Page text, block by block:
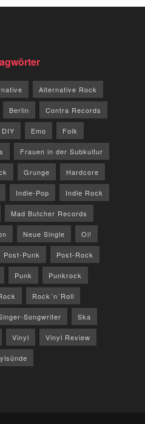
Alternative Rock
Berlin Contra Records
DIY Emo Folk
Frauen in der Subkultur
Grunge Hardcore
Indie-Pop Indie Rock
Mad Butcher Records
Neue Single Oi!
Post-Punk Post-Rock
Punk Punkrock
Rock´n´Roll
Songwriter Ska
Vinyl Vinyl Review